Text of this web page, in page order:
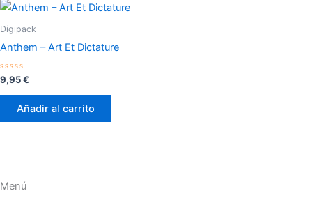
Digipack
Anthem – Art Et Dictature
Valorado
con
0
9,95€
Añadir al carrito
Menú